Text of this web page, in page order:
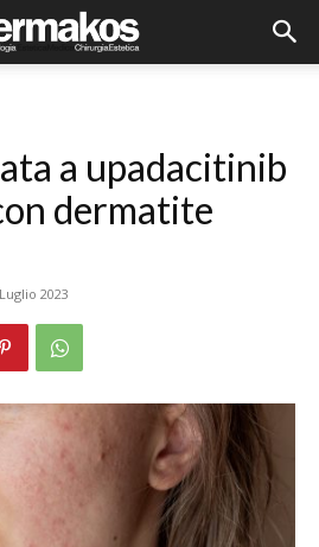
a upadacitinib
dermatite
2023